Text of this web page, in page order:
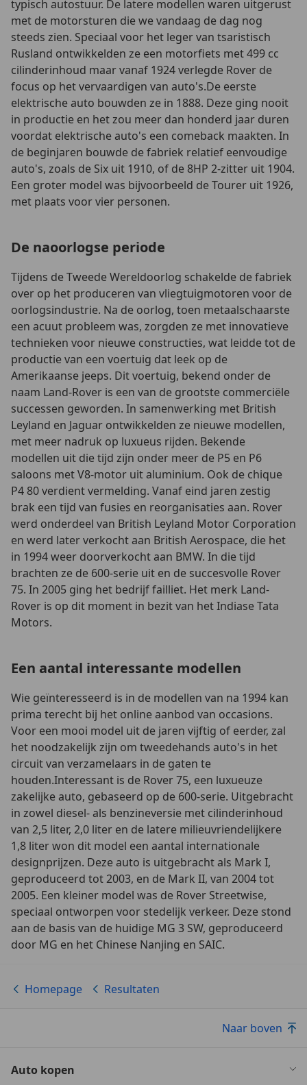
typisch autostuur. De latere modellen waren uitgerust
met de motorsturen die we vandaag de dag nog
steeds zien. Speciaal voor het leger van tsaristisch
Rusland ontwikkelden ze een motorfiets met 499 cc
cilinderinhoud maar vanaf 1924 verlegde Rover de
focus op het vervaardigen van auto's.De eerste
elektrische auto bouwden ze in 1888. Deze ging nooit
in productie en het zou meer dan honderd jaar duren
voordat elektrische auto's een comeback maakten. In
de beginjaren bouwde de fabriek relatief eenvoudige
auto's, zoals de Six uit 1910, of de 8HP 2-zitter uit 1904.
Een groter model was bijvoorbeeld de Tourer uit 1926,
met plaats voor vier personen.
De naoorlogse periode
Tijdens de Tweede Wereldoorlog schakelde de fabriek
over op het produceren van vliegtuigmotoren voor de
oorlogsindustrie. Na de oorlog, toen metaalschaarste
een acuut probleem was, zorgden ze met innovatieve
technieken voor nieuwe constructies, wat leidde tot de
productie van een voertuig dat leek op de
Amerikaanse jeeps. Dit voertuig, bekend onder de
naam Land-Rover is een van de grootste commerciële
successen geworden. In samenwerking met British
Leyland en Jaguar ontwikkelden ze nieuwe modellen,
met meer nadruk op luxueus rijden. Bekende
modellen uit die tijd zijn onder meer de P5 en P6
saloons met V8-motor uit aluminium. Ook de chique
P4 80 verdient vermelding. Vanaf eind jaren zestig
brak een tijd van fusies en reorganisaties aan. Rover
werd onderdeel van British Leyland Motor Corporation
en werd later verkocht aan British Aerospace, die het
in 1994 weer doorverkocht aan BMW. In die tijd
brachten ze de 600-serie uit en de succesvolle Rover
75. In 2005 ging het bedrijf failliet. Het merk Land-
Rover is op dit moment in bezit van het Indiase Tata
Motors.
Een aantal interessante modellen
Wie geïnteresseerd is in de modellen van na 1994 kan
prima terecht bij het online aanbod van occasions.
Voor een mooi model uit de jaren vijftig of eerder, zal
het noodzakelijk zijn om tweedehands auto's in het
circuit van verzamelaars in de gaten te
houden.Interessant is de Rover 75, een luxueuze
zakelijke auto, gebaseerd op de 600-serie. Uitgebracht
in zowel diesel- als benzineversie met cilinderinhoud
van 2,5 liter, 2,0 liter en de latere milieuvriendelijkere
1,8 liter won dit model een aantal internationale
designprijzen. Deze auto is uitgebracht als Mark I,
geproduceerd tot 2003, en de Mark II, van 2004 tot
2005. Een kleiner model was de Rover Streetwise,
speciaal ontworpen voor stedelijk verkeer. Deze stond
aan de basis van de huidige MG 3 SW, geproduceerd
door MG en het Chinese Nanjing en SAIC.
Homepage Resultaten
Naar boven
Auto kopen